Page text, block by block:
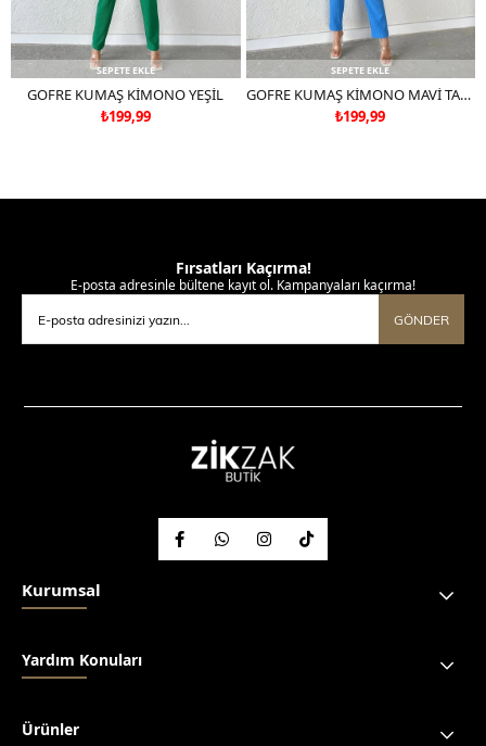
SEPETE EKLE
GOFRE KUMAŞ KİMONO YEŞİL
₺199,99
SEPETE EKLE
GOFRE KUMAŞ KİMONO MAVİ TAKIM DEĞİLDİR
₺199,99
Fırsatları Kaçırma!
E-posta adresinle bültene kayıt ol. Kampanyaları kaçırma!
GÖNDER
Kurumsal
Yardım Konuları
Ürünler